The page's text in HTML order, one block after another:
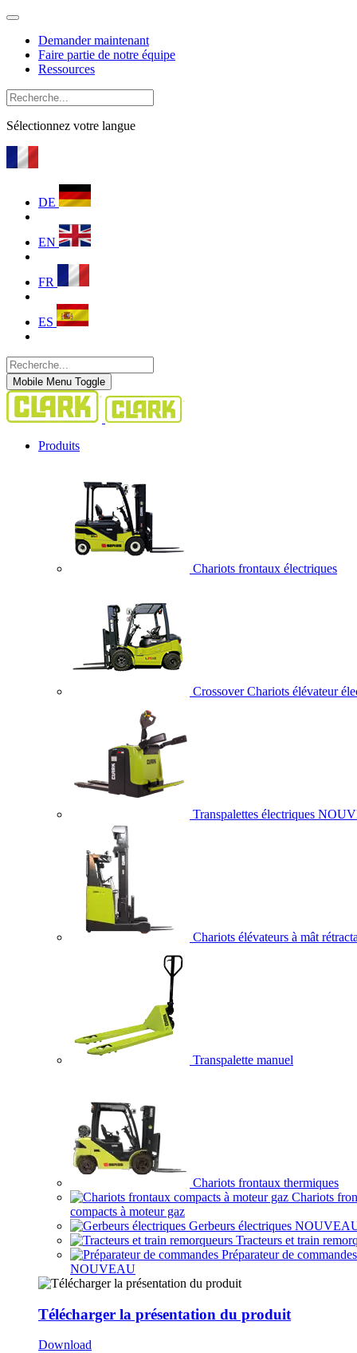
Demander maintenant
Faire partie de notre équipe
Ressources
Sélectionnez votre langue
DE
EN
FR
ES
Mobile Menu Toggle
Produits
Chariots frontaux électriques
Crossover Chariots élévateur
Transpalettes électriques
Chariots élévateurs à mât
Transpalette manuel
Chariots frontaux thermiques
Chariots
compacts à moteur gaz
Gerbeurs électriques
Tracteurs et train
Préparateur de commandes
NOUVEAU
Télécharger la présentation du produit
Download